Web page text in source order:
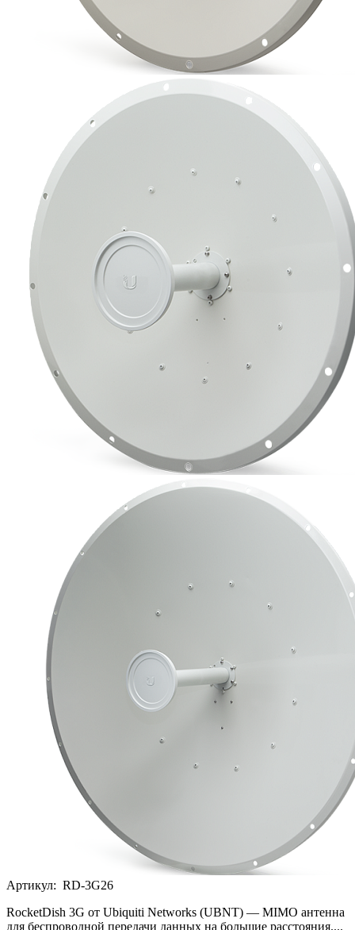
Артикул: RD-3G26
RocketDish 3G от Ubiquiti Networks (UBNT) — MIMO антенна
для беспроводной передачи данных на большие расстояния....